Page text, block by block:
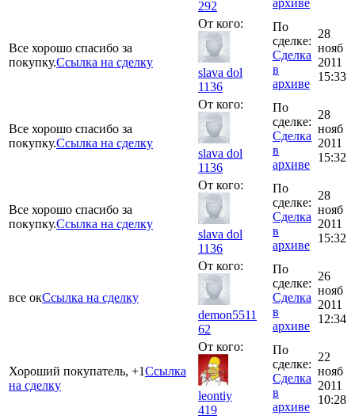
292
Все хорошо спасибо за
покупку.Ссылка на сделку
От кого:
slava dol
1136
По
сделке:
Сделка
в
архиве
28
нояб
2011
15:33
Все хорошо спасибо за
покупку.Ссылка на сделку
От кого:
slava dol
1136
По
сделке:
Сделка
в
архиве
28
нояб
2011
15:32
Все хорошо спасибо за
покупку.Ссылка на сделку
От кого:
slava dol
1136
По
сделке:
Сделка
в
архиве
28
нояб
2011
15:32
все окСсылка на сделку
От кого:
demon5511
62
По
сделке:
Сделка
в
архиве
26
нояб
2011
12:34
Хороший покупатель, +1Ссылка
на сделку
От кого:
leontiy
419
По
сделке:
Сделка
в
архиве
22
нояб
2011
10:28